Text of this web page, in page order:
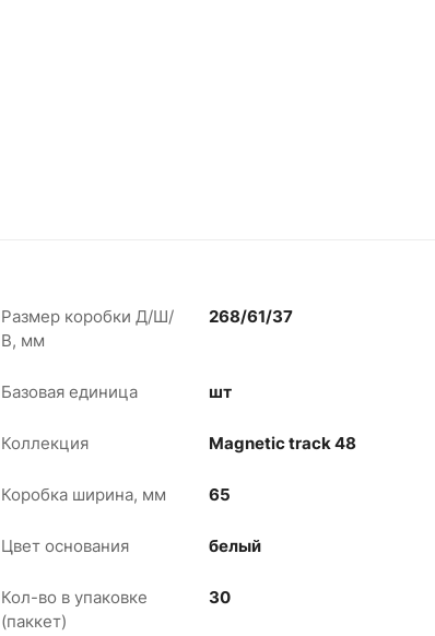
Размер коробки Д/Ш/
В, мм
268/61/37
Базовая единица шт
Коллекция Magnetic track 48
Коробка ширина, мм 65
Цвет основания белый
Кол-во в упаковке
(паккет)
30